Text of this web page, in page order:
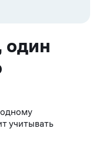
один
учитывать